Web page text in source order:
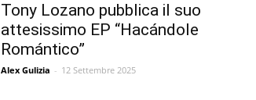
Tony Lozano pubblica il suo
attesissimo EP “Hacándole
Romántico”
Alex Gulizia - 12 Settembre 2025